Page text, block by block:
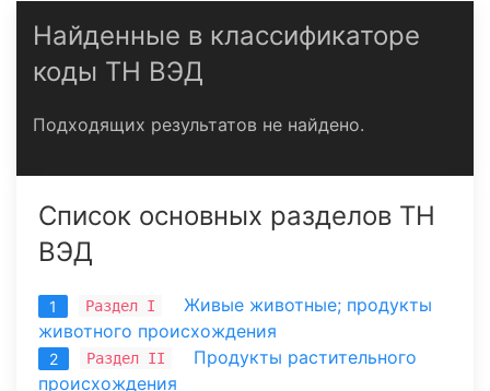
Найденные в классификаторе
коды ТН ВЭД
Подходящих результатов не найдено.
Список основных разделов ТН
ВЭД
1 Раздел I
Живые животные; продукты
животного происхождения
2 Раздел II
Продукты растительного
происхождения